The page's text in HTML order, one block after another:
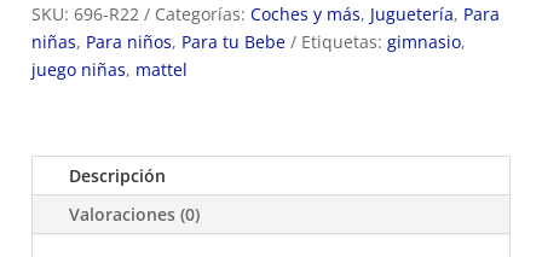
SKU: 696-R22 Categorías: Coches y más, Juguetería, Para
niñas, Para niños, Para tu Bebe Etiquetas: gimnasio,
juego niñas, mattel
Descripción
Valoraciones (0)